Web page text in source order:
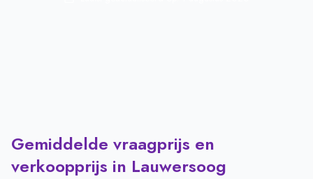
Gemiddelde vraagprijs en
verkoopprijs in Lauwersoog